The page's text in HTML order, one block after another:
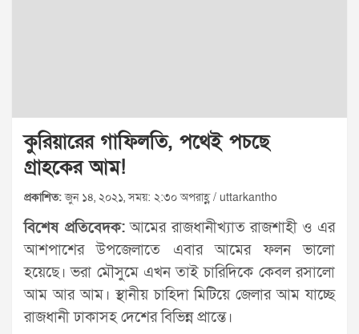
কুরিয়ারের গাফিলতি, পথেই পচছে
গ্রাহকের আম!
প্রকাশিত:জুন ১৪, ২০২১, সময়: ২:৩০ অপরাহ্ণ / uttarkantho
বিশেষ প্রতিবেদক: আমের রাজধানীখ্যাত রাজশাহী ও এর
আশপাশের উপজেলাতে এবার আমের ফলন ভালো
হয়েছে। ভরা মৌসুমে এখন তাই চারিদিকে কেবল রসালো
আম আর আম। স্থানীয় চাহিদা মিটিয়ে জেলার আম যাচ্ছে
রাজধানী ঢাকাসহ দেশের বিভিন্ন প্রান্তে।